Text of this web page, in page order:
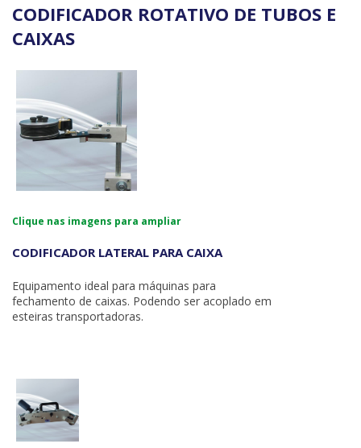
CODIFICADOR ROTATIVO DE TUBOS E
CAIXAS
Clique nas imagens para ampliar
CODIFICADOR LATERAL PARA CAIXA
Equipamento ideal para máquinas para
fechamento de caixas. Podendo ser acoplado em
esteiras transportadoras.